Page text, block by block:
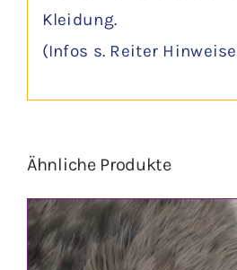
Kleidung.
(Infos s. Reiter
Ähnliche Produkte